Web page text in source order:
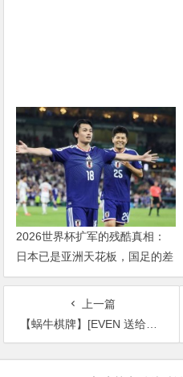
2026世界杯扩军的残酷真相：
日本已是亚洲天花板，国足的差
距远不止几个名额
上一篇
【蜗牛棋牌】[EVEN 送给你的歌][HD-MP4/1.5G][日语中字][1080P][小清新灵魂互换爱情电影]
文